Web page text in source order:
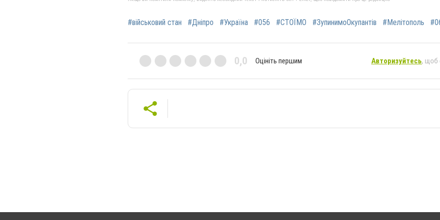
#військовий стан #Дніпро #Україна #056 #СТОЇМО #ЗупинимоОкупантів #Мелітополь
0,0 Оцініть першим Авторизуйтесь, щоб